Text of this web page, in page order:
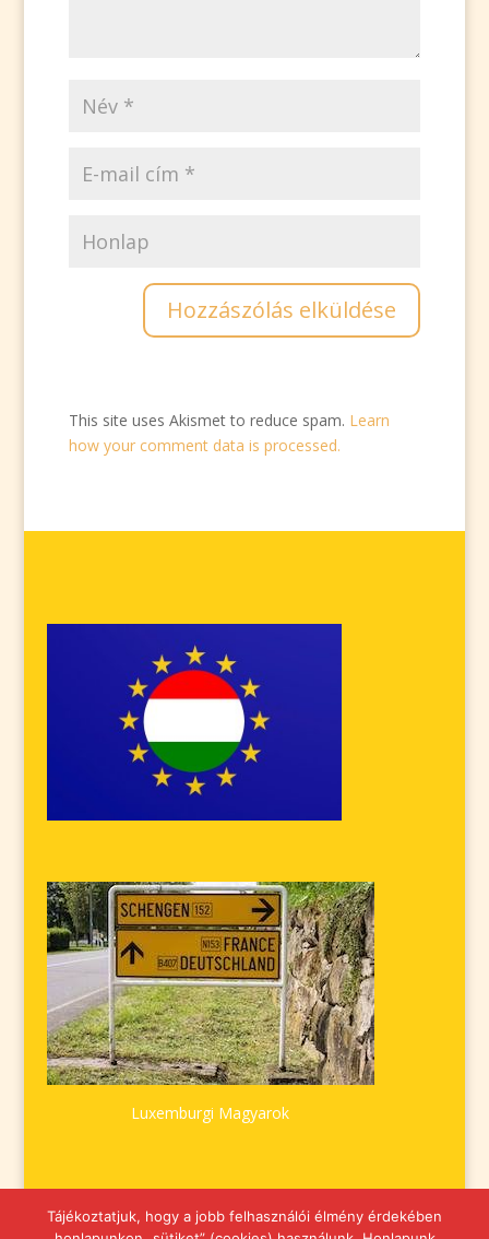
This site uses Akismet to reduce spam. Learn
how your comment data is processed.
Luxemburgi Magyarok
Tájékoztatjuk, hogy a jobb felhasználói élmény érdekében